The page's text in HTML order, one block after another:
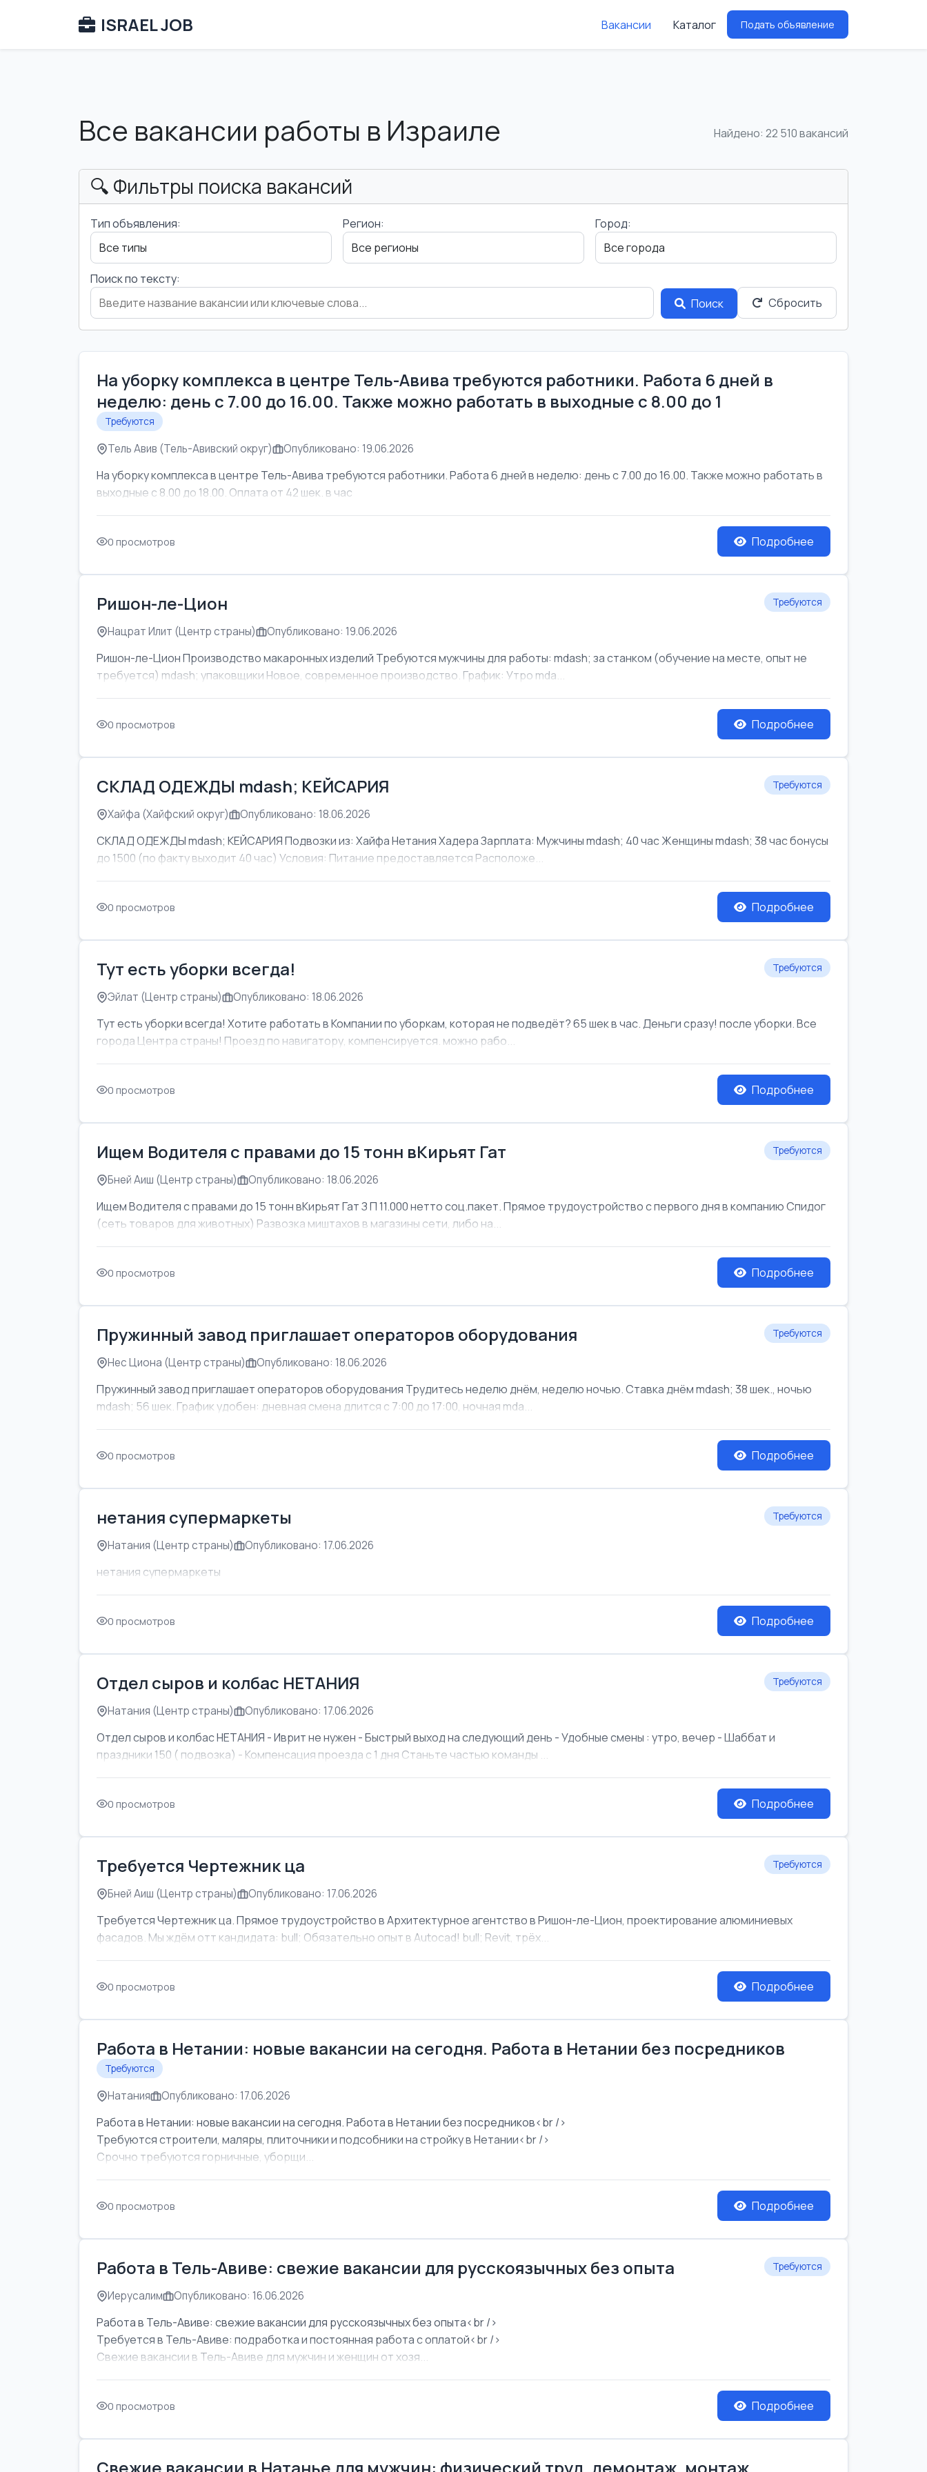
ISRAEL JOB Вакансии Каталог Подать объявление
Все вакансии работы в Израиле Найдено: 22 510 вакансий
🔍 Фильтры поиска вакансий
Тип объявления: Регион: Город:
Поиск по тексту:
Поиск
Сбросить
На уборку комплекса в центре Тель-Авива требуются работники. Работа 6 дней в
неделю: день с 7.00 до 16.00. Также можно работать в выходные с 8.00 до 1
Требуются
Тель Авив (Тель-Авивский округ) Опубликовано: 19.06.2026
На уборку комплекса в центре Тель-Авива требуются работники. Работа 6 дней в неделю: день с 7.00 до 16.00. Также можно работать в
выходные с 8.00 до 18.00. Оплата от 42 шек. в час
0 просмотров Подробнее
Ришон-ле-Цион Требуются
Нацрат Илит (Центр страны) Опубликовано: 19.06.2026
Ришон-ле-Цион Производство макаронных изделий Требуются мужчины для работы: mdash; за станком (обучение на месте, опыт не
требуется) mdash; упаковщики Новое, современное производство. График: Утро mda...
0 просмотров Подробнее
СКЛАД ОДЕЖДЫ mdash; КЕЙСАРИЯ Требуются
Хайфа (Хайфский округ) Опубликовано: 18.06.2026
СКЛАД ОДЕЖДЫ mdash; КЕЙСАРИЯ Подвозки из: Хайфа Нетания Хадера Зарплата: Мужчины mdash; 40 час Женщины mdash; 38 час бонусы
до 1500 (по факту выходит 40 час) Условия: Питание предоставляется Расположе...
0 просмотров Подробнее
Тут есть уборки всегда! Требуются
Эйлат (Центр страны) Опубликовано: 18.06.2026
Тут есть уборки всегда! Хотите работать в Компании по уборкам, которая не подведёт? 65 шек в час. Деньги сразу! после уборки. Все
города Центра страны! Проезд по навигатору, компенсируется. можно рабо...
0 просмотров Подробнее
Ищем Водителя с правами до 15 тонн вКирьят Гат Требуются
Бней Аиш (Центр страны) Опубликовано: 18.06.2026
Ищем Водителя с правами до 15 тонн вКирьят Гат З П 11.000 нетто соц.пакет. Прямое трудоустройство с первого дня в компанию Спидог
(сеть товаров для животных) Развозка миштахов в магазины сети, либо на...
0 просмотров Подробнее
Пружинный завод приглашает операторов оборудования Требуются
Нес Циона (Центр страны) Опубликовано: 18.06.2026
Пружинный завод приглашает операторов оборудования Трудитесь неделю днём, неделю ночью. Ставка днём mdash; 38 шек., ночью
mdash; 56 шек. График удобен: дневная смена длится с 7:00 до 17:00, ночная mda...
0 просмотров Подробнее
нетания супермаркеты Требуются
Натания (Центр страны) Опубликовано: 17.06.2026
нетания супермаркеты
0 просмотров Подробнее
Отдел сыров и колбас НЕТАНИЯ Требуются
Натания (Центр страны) Опубликовано: 17.06.2026
Отдел сыров и колбас НЕТАНИЯ - Иврит не нужен - Быстрый выход на следующий день - Удобные смены : утро, вечер - Шаббат и
праздники 150 ( подвозка) - Компенсация проезда с 1 дня Станьте частью команды ...
0 просмотров Подробнее
Требуется Чертежник ца Требуются
Бней Аиш (Центр страны) Опубликовано: 17.06.2026
Требуется Чертежник ца. Прямое трудоустройство в Архитектурное агентство в Ришон-ле-Цион, проектирование алюминиевых
фасадов. Мы ждём отт кандидата: bull; Обязательно опыт в Autocad! bull; Revit, трёх...
0 просмотров Подробнее
Работа в Нетании: новые вакансии на сегодня. Работа в Нетании без посредников
Требуются
Натания Опубликовано: 17.06.2026
Работа в Нетании: новые вакансии на сегодня. Работа в Нетании без посредников<br />
Требуются строители, маляры, плиточники и подсобники на стройку в Нетании<br />
Срочно требуются горничные, уборщи...
0 просмотров Подробнее
Работа в Тель-Авиве: свежие вакансии для русскоязычных без опыта Требуются
Иерусалим Опубликовано: 16.06.2026
Работа в Тель-Авиве: свежие вакансии для русскоязычных без опыта<br />
Требуется в Тель-Авиве: подработка и постоянная работа с оплатой<br />
Свежие вакансии в Тель-Авиве для мужчин и женщин от хозя...
0 просмотров Подробнее